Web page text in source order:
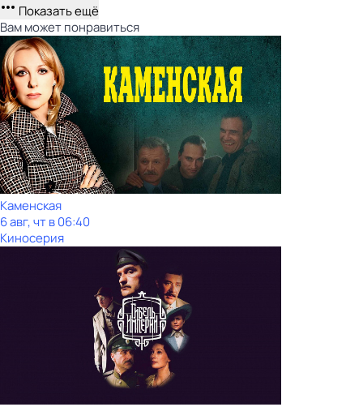
Показать ещё
Вам может понравиться
Каменская
6 авг, чт в 06:40
Киносерия